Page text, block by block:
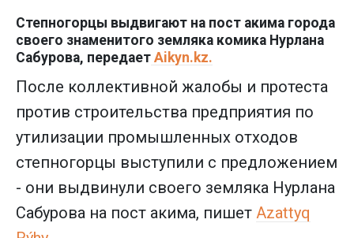
Степногорцы выдвигают на пост акима города
своего знаменитого земляка комика Нурлана
Сабурова, передает Аikyn.kz.
После коллективной жалобы и протеста
против строительства предприятия по
утилизации промышленных отходов
степногорцы выступили с предложением
- они выдвинули своего земляка Нурлана
Сабурова на пост акима, пишет Azattyq